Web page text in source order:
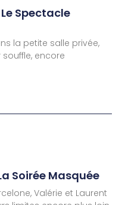
Spectacle
la petite salle privée,
encore
Soirée Masquée
Valérie et Laurent